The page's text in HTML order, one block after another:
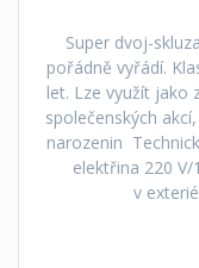
Super dvoj-
pořádně vyřádí.
let. Lze využít jako
společenských
narozenin
elektřina 220
v